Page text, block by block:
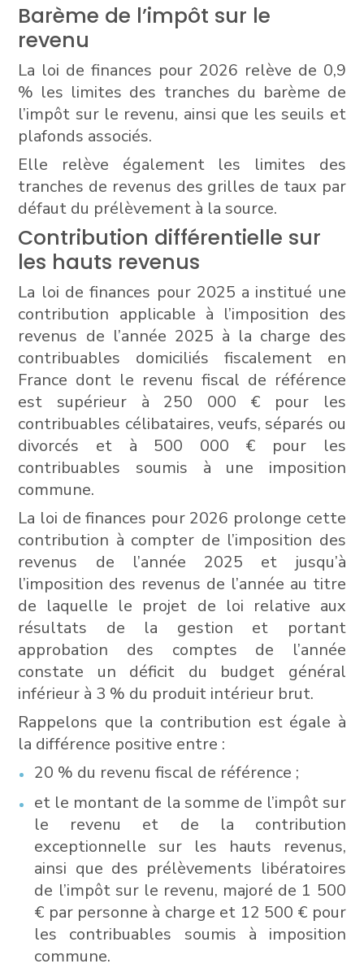
Barème de l’impôt sur le
revenu
La loi de finances pour 2026 relève de 0,9
% les limites des tranches du barème de
l’impôt sur le revenu, ainsi que les seuils et
plafonds associés.
Elle relève également les limites des
tranches de revenus des grilles de taux par
défaut du prélèvement à la source.
Contribution différentielle sur
les hauts revenus
La loi de finances pour 2025 a institué une
contribution applicable à l’imposition des
revenus de l’année 2025 à la charge des
contribuables domiciliés fiscalement en
France dont le revenu fiscal de référence
est supérieur à 250 000 € pour les
contribuables célibataires, veufs, séparés ou
divorcés et à 500 000 € pour les
contribuables soumis à une imposition
commune.
La loi de finances pour 2026 prolonge cette
contribution à compter de l’imposition des
revenus de l’année 2025 et jusqu’à
l’imposition des revenus de l’année au titre
de laquelle le projet de loi relative aux
résultats de la gestion et portant
approbation des comptes de l’année
constate un déficit du budget général
inférieur à 3 % du produit intérieur brut.
Rappelons que la contribution est égale à
la différence positive entre :
20 % du revenu fiscal de référence ;
et le montant de la somme de l’impôt sur
le revenu et de la contribution
exceptionnelle sur les hauts revenus,
ainsi que des prélèvements libératoires
de l’impôt sur le revenu, majoré de 1 500
€ par personne à charge et 12 500 € pour
les contribuables soumis à imposition
commune.